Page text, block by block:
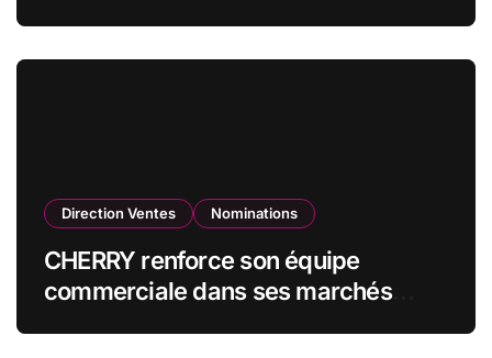
Direction Ventes Nominations
CHERRY renforce son équipe
commerciale dans ses marchés